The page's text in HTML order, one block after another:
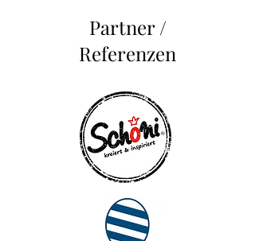
Partner /
Referenzen